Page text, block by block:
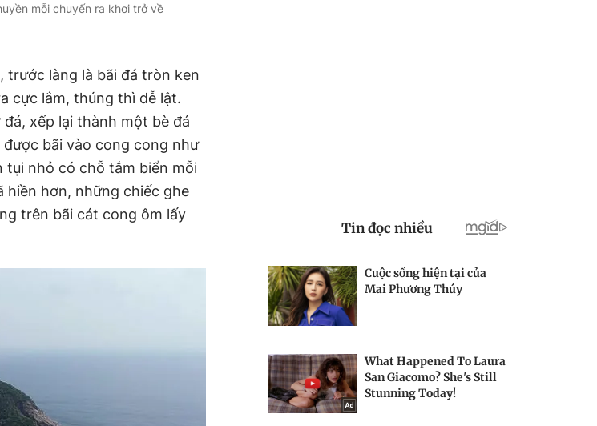
mỗi chuyến ra khơi trở về
trước làng là bãi đá tròn ken
cực lắm, thúng thì dễ lật.
xếp lại thành một bè đá
bãi vào cong cong như
tụi nhỏ có chỗ tắm biển mỗi
hiền hơn, những chiếc ghe
trên bãi cát cong ôm lấy